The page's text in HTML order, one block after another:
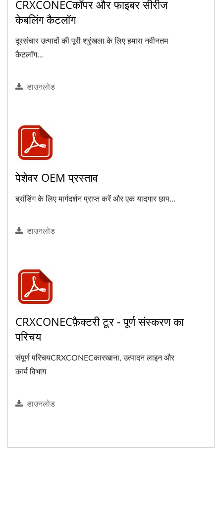
CRXCONECकॉपर और फाइबर सीरीज
केबलिंग कैटलॉग
दूरसंचार उत्पादों की पूरी श्रृंखला के लिए हमारा नवीनतम
कैटलॉग...
डाउनलोड
पेशेवर OEM प्रस्ताव
ब्रांडिंग के लिए मार्गदर्शन प्राप्त करें और एक यादगार छाप...
डाउनलोड
CRXCONECफ़ैक्टरी टूर - पूर्ण संस्करण का
परिचय
संपूर्ण परिचयCRXCONECकारखाना, उत्पादन लाइन और
कार्य विभाग
डाउनलोड